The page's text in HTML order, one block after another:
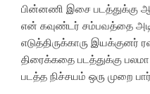
பின்னணி இசை படத்துக்கு
என் கவுண்டர் சம்பவத்தை
எடுத்திருக்காரு இயக்குனர்
திரைக்கதை படத்துக்கு
படத்த நிச்சயம் ஒரு முறை